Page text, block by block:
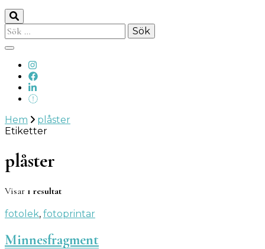
Sök
efter:
Hem
plåster
Etiketter
plåster
Visar 1 resultat
fotolek, fotoprintar
Minnesfragment